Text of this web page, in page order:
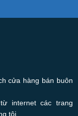
cửa hàng bán buôn
internet các trang
tôi